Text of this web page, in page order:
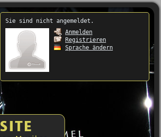
Sie sind nicht angemeldet.
Anmelden
Registrieren
Sprache ändern